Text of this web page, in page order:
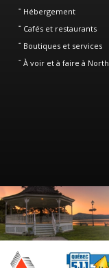
Hébergement
Cafés et restaurants
Boutiques et services
À voir et à faire à